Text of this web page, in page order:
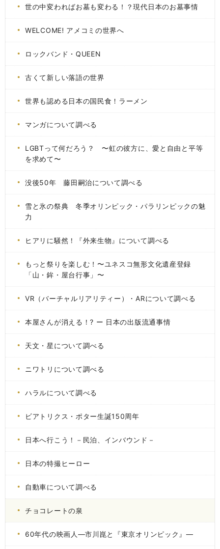
世の中変わればお墓も変わる！？現代日本のお墓事情
WELCOME! アメコミの世界へ
ロックバンド・QUEEN
古くて新しい落語の世界
世界も認める日本の国民食！ラーメン
マンガについて調べる
LGBTって何だろう？ 〜虹の彼方に、愛と自由と平等
を求めて〜
没後50年 藤田嗣治について調べる
雪と氷の祭典 冬季オリンピック・パラリンピックの魅
力
ヒアリに騒然！『外来生物』について調べる
もっと祭りを楽しむ！〜ユネスコ無形文化遺産登録
「山・鉾・屋台行事」〜
VR（バーチャルリアリティー）・ARについて調べる
本屋さんが消える！? ー 日本の出版流通事情
天文・星について調べる
ニワトリについて調べる
ハラルについて調べる
ビアトリクス・ポター生誕150周年
日本へ行こう！－民泊、インバウンド－
日本の特撮ヒーロー
自動車について調べる
チョコレートの泉
60年代の映画人―市川崑と『東京オリンピック』―